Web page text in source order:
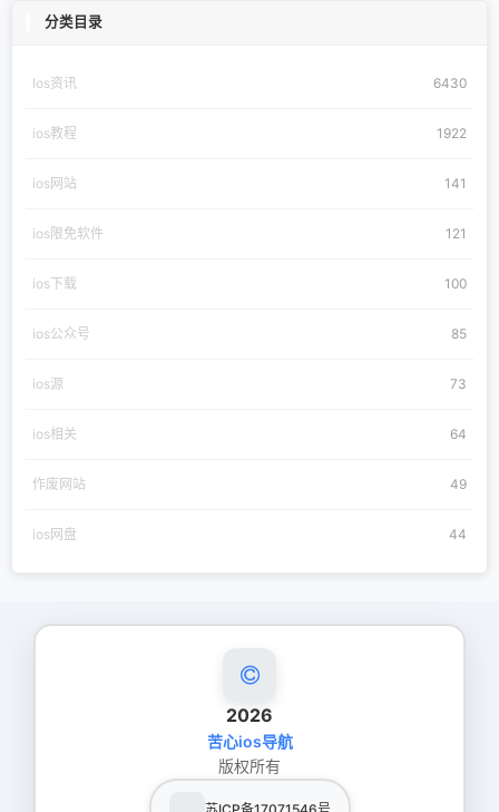
分类目录
Ios资讯 6430
ios教程 1922
ios网站 141
ios限免软件 121
ios下载 100
ios公众号 85
ios源 73
ios相关 64
作废网站 49
ios网盘 44
2026
苦心ios导航
版权所有